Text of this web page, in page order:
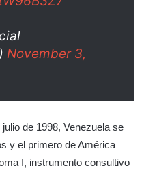
November 3,
de 1998, Venezuela se
y el primero de América
I, instrumento consultivo